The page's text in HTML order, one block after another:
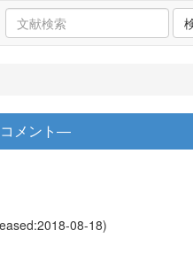
メント―
08-18)